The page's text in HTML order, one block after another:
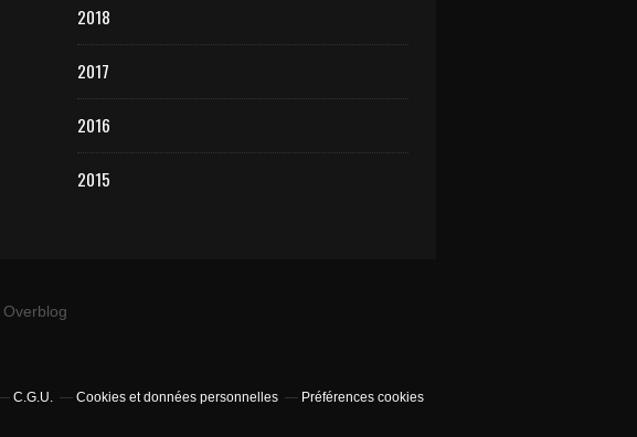
2018
2017
2016
2015
Overblog
C.G.U. Cookies et données personnelles Préférences cookies